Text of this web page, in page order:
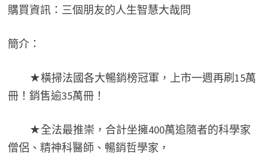
購買資訊：三個朋友的人生智慧大哉問
簡介：
★橫掃法國各大暢銷榜冠軍，上市一週再刷15萬
冊！銷售逾35萬冊！
★全法最推崇，合計坐擁400萬追隨者的科學家
僧侶、精神科醫師、暢銷哲學家，